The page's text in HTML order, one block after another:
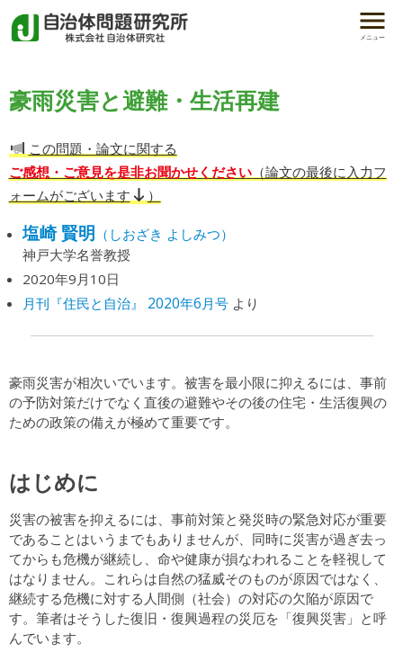
メニュー
豪雨災害と避難・生活再建
この問題・論文に関する
ご感想・ご意見を是非お聞かせください（論文の最後に入力フ
ォームがございます
）
塩崎 賢明 （しおざき よしみつ）
神戸大学名誉教授
2020年9月10日
月刊『住民と自治』 2020年6月号より
豪雨災害が相次いでいます。被害を最小限に抑えるには、事前
の予防対策だけでなく直後の避難やその後の住宅・生活復興の
ための政策の備えが極めて重要です。
はじめに
災害の被害を抑えるには、事前対策と発災時の緊急対応が重要
であることはいうまでもありませんが、同時に災害が過ぎ去っ
てからも危機が継続し、命や健康が損なわれることを軽視して
はなりません。これらは自然の猛威そのものが原因ではなく、
継続する危機に対する人間側（社会）の対応の欠陥が原因で
す。筆者はそうした復旧・復興過程の災厄を「復興災害」と呼
んでいます。